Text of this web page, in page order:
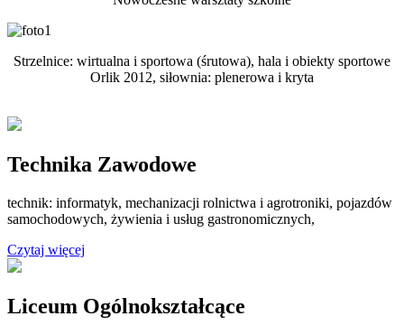
Strzelnice: wirtualna i sportowa (śrutowa), hala i obiekty sportowe
Orlik 2012, siłownia: plenerowa i kryta
Technika Zawodowe
technik: informatyk, mechanizacji rolnictwa i agrotroniki, pojazdów
samochodowych, żywienia i usług gastronomicznych,
Czytaj więcej
Liceum Ogólnokształcące